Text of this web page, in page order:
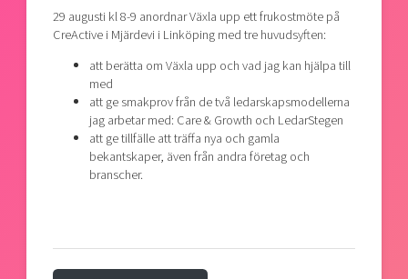
Global talent
Visual technologies
Shaping cities and regions
Bright East
East Sweden Tech Women
Current offers and activities
Upscaling
Talent & skills
Startup & industry collaboration
Offers to boost your business
Our story, mission & vision
Our community of companies
Projects
Publications
Project toolbox
40 years anniversary
Today's lunch in Mjärdevi
29 augusti kl 8-9 anordnar Växla upp ett frukostmöte på
CreActive i Mjärdevi i Linköping med tre huvudsyften:
att berätta om Växla upp och vad jag kan hjälpa till
med
att ge smakprov från de två ledarskapsmodellerna
jag arbetar med: Care & Growth och LedarStegen
att ge tillfälle att träffa nya och gamla
bekantskaper, även från andra företag och
branscher.